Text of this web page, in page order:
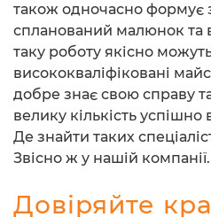
також одночасно формує
спланований малюнок та
таку роботу якісно
висококваліфіковані
добре знає свою справу
велику кількість
Де знайти таких
Звісно ж у нашій компанії.
Довіряйте